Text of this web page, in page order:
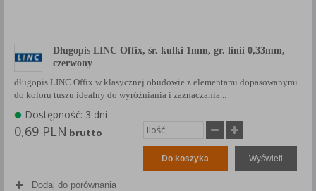
Długopis LINC Offix, śr. kulki 1mm, gr. linii 0,33mm,
czerwony
długopis LINC Offix w klasycznej obudowie z elementami dopasowanymi
do koloru tuszu idealny do wyróżniania i zaznaczania...
Dostępność: 3 dni
0,69 PLN brutto
Do koszyka Wyświetl
Dodaj do porównania